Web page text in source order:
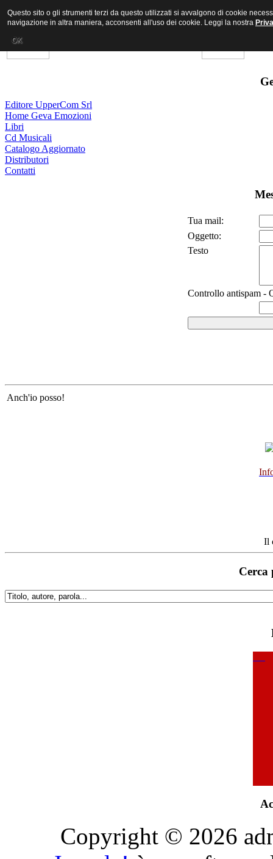
Editore UpperCom Srl
Home Geva Emozioni
Libri
Cd Musicali
Catalogo Aggiornato
Distributori
Contatti
Tua mail:
Oggetto:
Testo
Controllo antispam -
Anch'io posso!
Il
Cerca
Copyright © 2026
Questo sito o gli strumenti terzi da questo utilizzati si avvalgono di cookie
navigazione in altra maniera, acconsenti all'uso dei cookie. Leggi la nostra
OK